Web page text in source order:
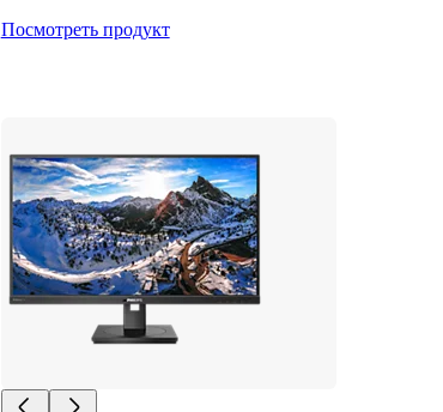
Посмотреть продукт